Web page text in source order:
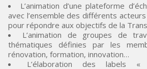
L’animation d’une plateforme
avec l’ensemble des différents
pour répondre aux objectifs de la
L’animation de groupes de
thématiques définies par les
rénovation, formation, innovation…
L’élaboration des labels «